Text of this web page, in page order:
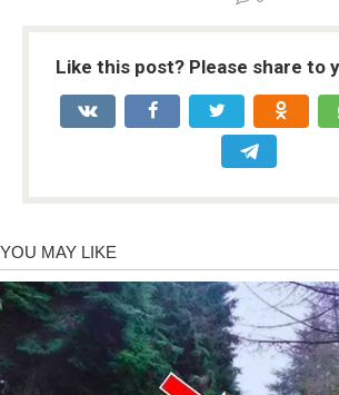
Like this post? Please share to